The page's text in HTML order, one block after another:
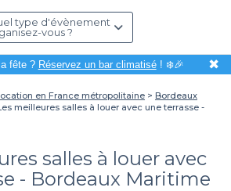
type d'évènement
vous ?
fête ? Réservez un bar climatisé! ❄️🎉 ✖
en France métropolitaine
Bordeaux
meilleures salles à louer avec une terrasse -
salles à louer avec
- Bordeaux Maritime